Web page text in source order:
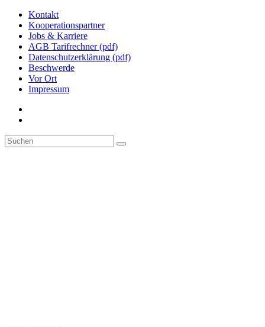
Kontakt
Kooperationspartner
Jobs & Karriere
AGB Tarifrechner (pdf)
Datenschutzerklärung (pdf)
Beschwerde
Vor Ort
Impressum